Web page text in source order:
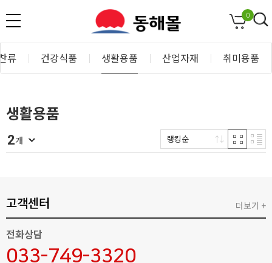
0
류 건강식품 생활용품 산업자재 취미용품
생활용품
2개 랭킹순
고객센터
전화상담
033-749-3320
더보기 +